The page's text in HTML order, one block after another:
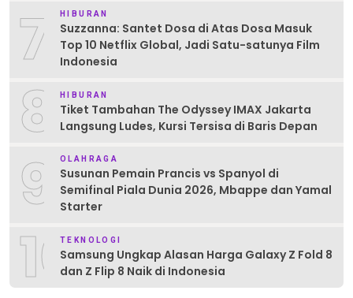
7 HIBURAN
Suzzanna: Santet Dosa di Atas Dosa Masuk
Top 10 Netflix Global, Jadi Satu-satunya Film
Indonesia
8 HIBURAN
Tiket Tambahan The Odyssey IMAX Jakarta
Langsung Ludes, Kursi Tersisa di Baris Depan
9 OLAHRAGA
Susunan Pemain Prancis vs Spanyol di
Semifinal Piala Dunia 2026, Mbappe dan Yamal
Starter
10TEKNOLOGI
Samsung Ungkap Alasan Harga Galaxy Z Fold 8
dan Z Flip 8 Naik di Indonesia